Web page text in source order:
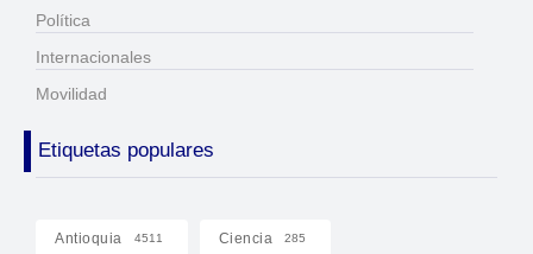
Política
Internacionales
Movilidad
Etiquetas populares
Antioquia 4511 Ciencia 285